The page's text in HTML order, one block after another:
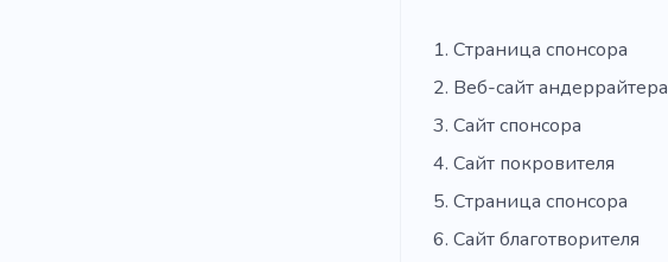
Страница спонсора
Веб-сайт андеррайтера
Сайт спонсора
Сайт покровителя
Страница спонсора
Сайт благотворителя